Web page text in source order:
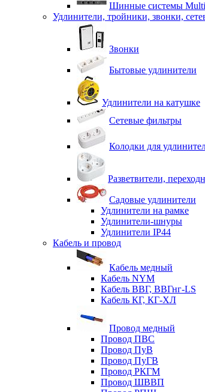
Шинные системы
Удлинители, тройники, звонки,
Звонки
Бытовые удлинители
Удлинители на катушке
Сетевые фильтры
Колодки для
Разветвители,
Садовые удлинители
Удлинители на рамке
Удлинители-шнуры
Удлинители IP44
Кабель и провод
Кабель медный
Кабель NYM
Кабель ВВГ, ВВГнг-LS
Кабель КГ, КГ-ХЛ
Провод медный
Провод ПВС
Провод ПуВ
Провод ПуГВ
Провод РКГМ
Провод ШВВП